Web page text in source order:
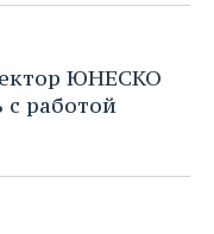
ЮНЕСКО
с работой